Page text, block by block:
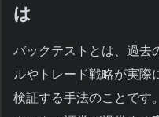
は
バックテストとは、過去
ルやトレード戦略が実際
検証する手法のことです。